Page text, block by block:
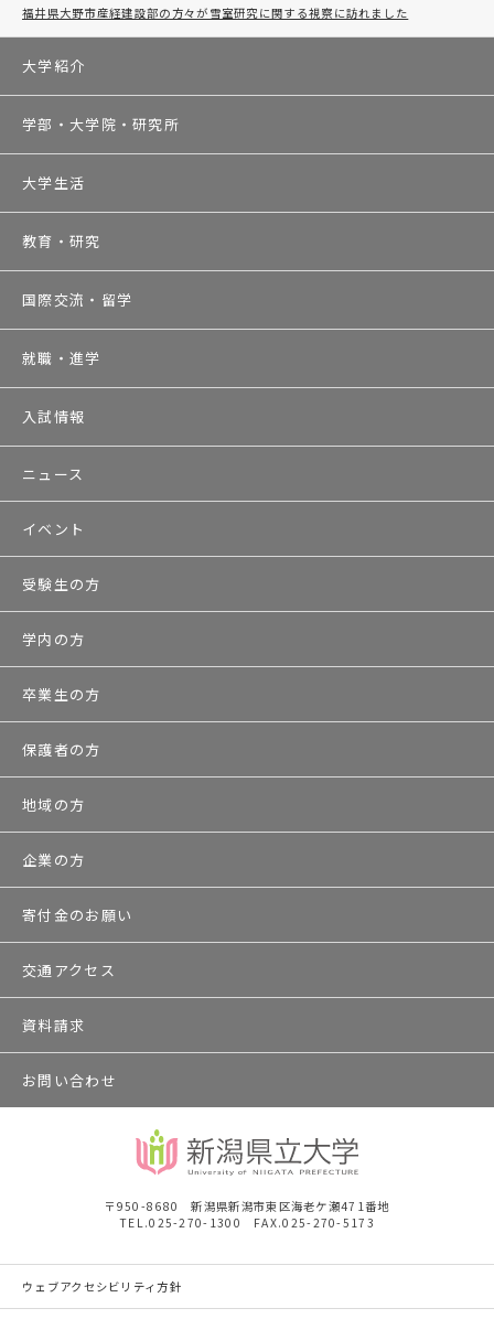
福井県大野市産経建設部の方々が雪室研究に関する視察に訪れました
大学紹介
学部・大学院・研究所
大学生活
教育・研究
国際交流・留学
就職・進学
入試情報
ニュース
イベント
受験生の方
学内の方
卒業生の方
保護者の方
地域の方
企業の方
寄付金のお願い
交通アクセス
資料請求
お問い合わせ
〒950-8680 新潟県新潟市東区海老ケ瀬471番地
TEL.025-270-1300 FAX.025-270-5173
ウェブアクセシビリティ方針